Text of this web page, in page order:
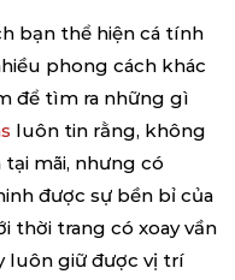
bạn thể hiện cá tính
phong cách khác
để tìm ra những gì
luôn tin rằng, không
mãi, nhưng có
được sự bền bỉ của
thời trang có xoay vần
luôn giữ được vị trí